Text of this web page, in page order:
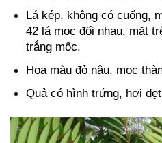
Lá kép, không có cuống,
42 lá mọc đối nhau, mặt
trắng mốc.
Hoa màu đỏ nâu, mọc
Quả có hình trứng, hơi